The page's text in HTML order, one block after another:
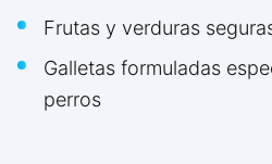
Frutas y verduras
Galletas formuladas
perros